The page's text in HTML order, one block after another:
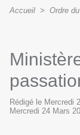
Accueil > Ordre
Rédigé le Mercredi
Mercredi 24 Mars